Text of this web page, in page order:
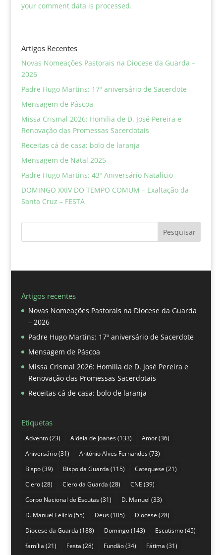
your comment data is processed.
Artigos Recentes
Novas Nomeações Pastorais na Diocese da Guarda –
2026
Padre Hugo Martins: 17º aniversário de Sacerdote
Mensagem de Páscoa
Missa Crismal 2026: Homilia de D. José Pereira e
Renovação das Promessas Sacerdotais
Receitas cá de casa: bolo de laranja
Mensagem de Natal 2025
Padre Hugo Martins: 43º Aniversário Natalício
DOMINGO XXIV DO TEMPO COMUM – Exaltação da
Santa Cruz – FESTA
Pesquisar
Artigos recentes
Novas Nomeações Pastorais na Diocese da Guarda
– 2026
Padre Hugo Martins: 17º aniversário de Sacerdote
Mensagem de Páscoa
Missa Crismal 2026: Homilia de D. José Pereira e
Renovação das Promessas Sacerdotais
Receitas cá de casa: bolo de laranja
Etiquetas
Advento(23) Aldeia de Joanes(133) Amor(36)
Aniversário(31) António Alves Fernandes(73)
Bispo(39) Bispo da Guarda (115) Catequese (21)
Clero(28) Clero da Guarda (28) CNE (39)
Corpo Nacional de Escutas(31) D. Manuel (33)
D. Manuel Felício(55) Deus(105) Diocese (28)
Diocese da Guarda (188) Domingo(143) Escutismo(45)
família (21) Festa (28) Fundão(34) Fátima (31)